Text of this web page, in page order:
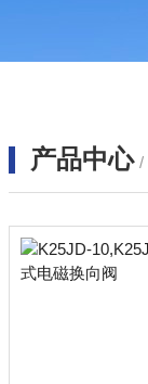
产品中心 /